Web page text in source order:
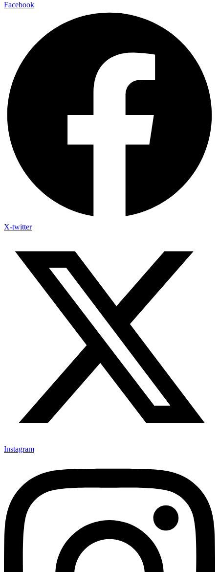
Facebook
X-twitter
Instagram